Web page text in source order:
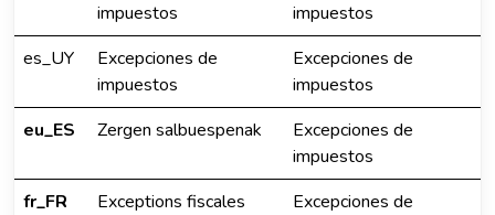
impuestos
impuestos
es_UY
Excepciones de
impuestos
Excepciones de
impuestos
eu_ES
Zergen salbuespenak
Excepciones de
impuestos
fr_FR
Exceptions fiscales
Excepciones de